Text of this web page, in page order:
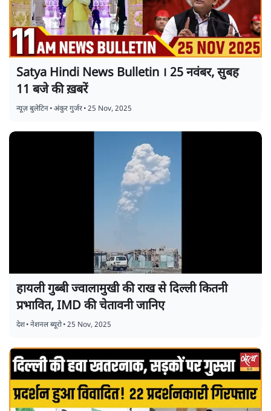
Satya Hindi News Bulletin । 25 नवंबर, सुबह
11 बजे की ख़बरें
न्यूज़ बुलेटिन•अंकुर गुर्जर•25 Nov, 2025
हायली गुब्बी ज्वालामुखी की राख से दिल्ली कितनी
प्रभावित, IMD की चेतावनी जानिए
देश•नेशनल ब्यूरो•25 Nov, 2025